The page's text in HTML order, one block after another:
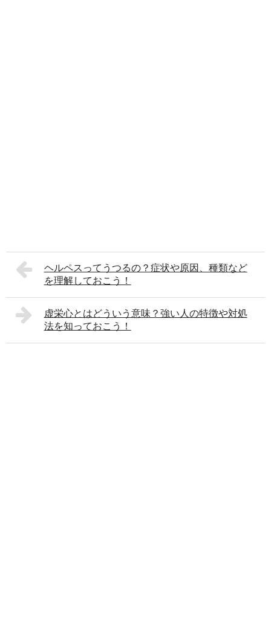
ヘルペスってうつるの？症状や原因、種類など
を理解しておこう！
虚栄心とはどういう意味？強い人の特徴や対処
法を知っておこう！